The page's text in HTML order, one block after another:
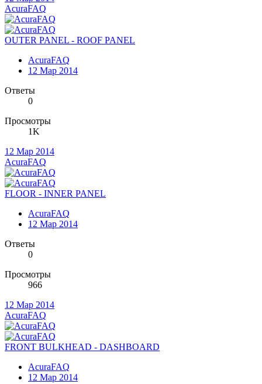
AcuraFAQ
OUTER PANEL - ROOF PANEL
AcuraFAQ
12 Мар 2014
Ответы
0
Просмотры
1K
12 Мар 2014
AcuraFAQ
FLOOR - INNER PANEL
AcuraFAQ
12 Мар 2014
Ответы
0
Просмотры
966
12 Мар 2014
AcuraFAQ
FRONT BULKHEAD - DASHBOARD
AcuraFAQ
12 Мар 2014